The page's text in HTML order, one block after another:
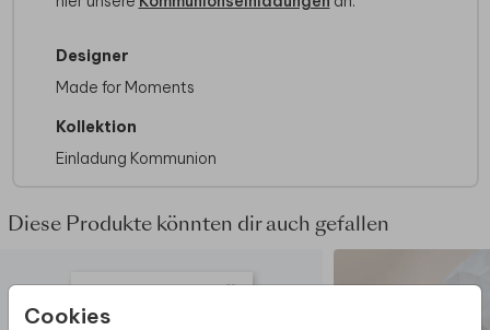
Cookies
Designer
Made for Moments
Kollektion
Einladung Kommunion
Diese Produkte könnten dir auch gefallen